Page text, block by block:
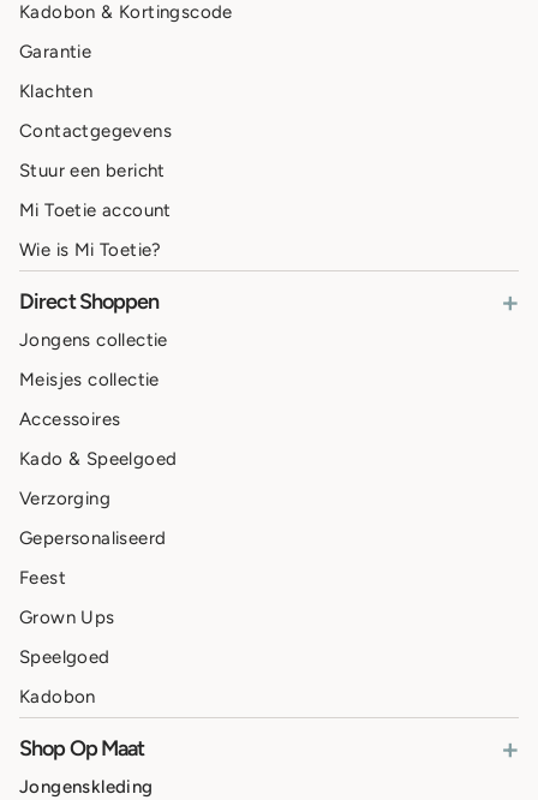
Kadobon & Kortingscode
Garantie
Klachten
Contactgegevens
Stuur een bericht
Mi Toetie account
Wie is Mi Toetie?
Direct Shoppen +
Jongens collectie
Meisjes collectie
Accessoires
Kado & Speelgoed
Verzorging
Gepersonaliseerd
Feest
Grown Ups
Speelgoed
Kadobon
Shop Op Maat +
Jongenskleding